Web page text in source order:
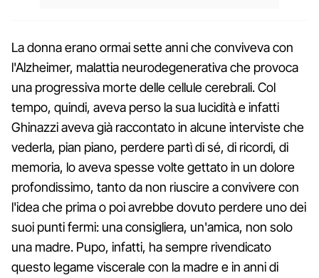
La donna erano ormai sette anni che conviveva con
l'Alzheimer, malattia neurodegenerativa che provoca
una progressiva morte delle cellule cerebrali. Col
tempo, quindi, aveva perso la sua lucidità e infatti
Ghinazzi aveva già raccontato in alcune interviste che
vederla, pian piano, perdere partì di sé, di ricordi, di
memoria, lo aveva spesse volte gettato in un dolore
profondissimo, tanto da non riuscire a convivere con
l'idea che prima o poi avrebbe dovuto perdere uno dei
suoi punti fermi: una consigliera, un'amica, non solo
una madre. Pupo, infatti, ha sempre rivendicato
questo legame viscerale con la madre e in anni di